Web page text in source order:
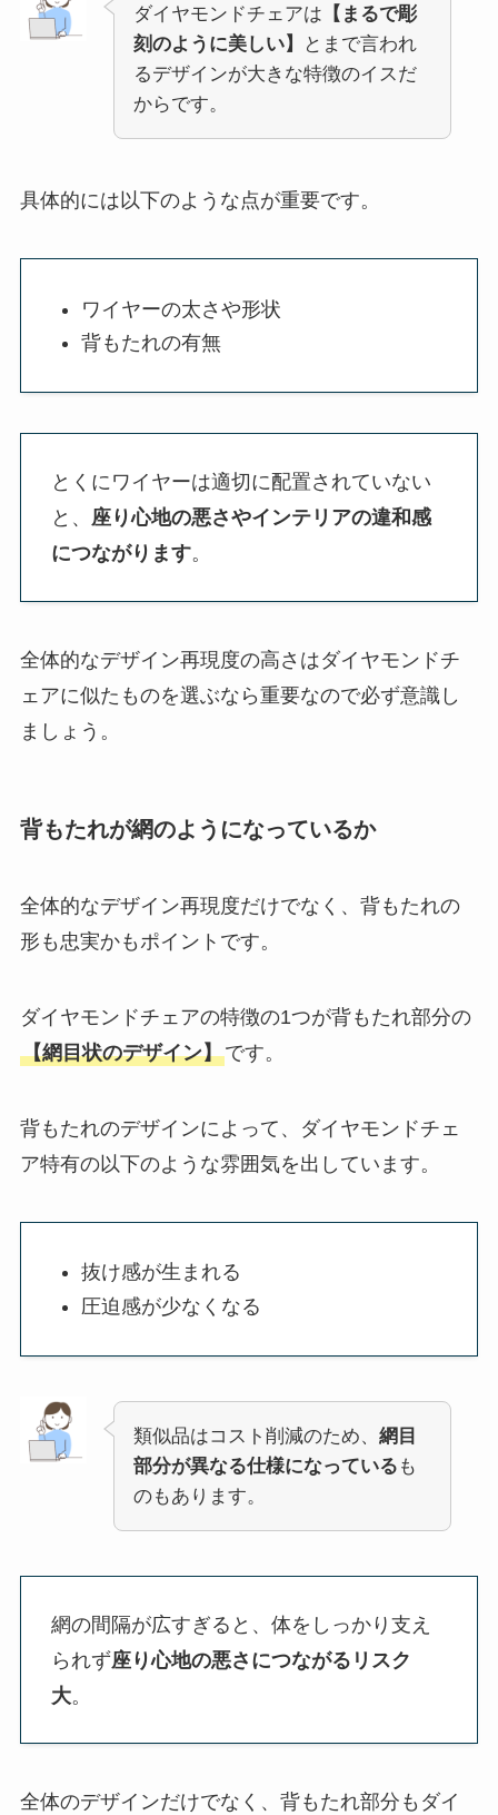
ダイヤモンドチェアは 【まるで彫
刻のように美しい】
とまで言われ
るデザインが大きな特徴のイスだ
からです。
具体的には以下のような点が重要です。
ワイヤーの太さや形状
背もたれの有無
とくにワイヤーは適切に配置されていない
と、 座り心地の悪さやインテリアの違和感
につながります。
全体的なデザイン再現度の高さはダイヤモンドチ
ェアに似たものを選ぶなら重要なので必ず意識し
ましょう。
背もたれが網のようになっているか
全体的なデザイン再現度だけでなく、背もたれの
形も忠実かもポイントです。
ダイヤモンドチェアの特徴の1つが背もたれ部分の
【網目状のデザイン】です。
背もたれのデザインによって、ダイヤモンドチェ
ア特有の以下のような雰囲気を出しています。
抜け感が生まれる
圧迫感が少なくなる
類似品はコスト削減のため、 網目
部分が異なる仕様になっている も
のもあります。
網の間隔が広すぎると、体をしっかり支え
られず座り心地の悪さにつながるリスク
大。
全体のデザインだけでなく、背もたれ部分もダイ